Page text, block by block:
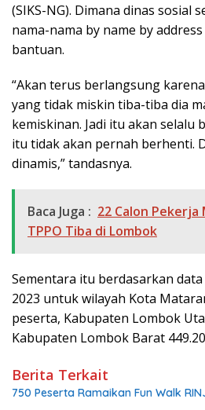
(SIKS-NG). Dimana dinas sosial
nama-nama by name by
bantuan.
“Akan terus berlangsung
yang tidak miskin tiba-tiba dia
kemiskinan. Jadi itu akan selalu
itu tidak akan pernah berhenti.
dinamis,” tandasnya.
Baca Juga : 22 Calon Pekerja
TPPO Tiba di Lombok
Sementara itu berdasarkan
2023 untuk wilayah Kota
peserta, Kabupaten Lombok
Kabupaten Lombok Barat
Berita Terkait
750 Peserta Ramaikan Fun Walk